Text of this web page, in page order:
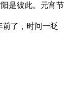
彼此。元宵节
了，时间一眨